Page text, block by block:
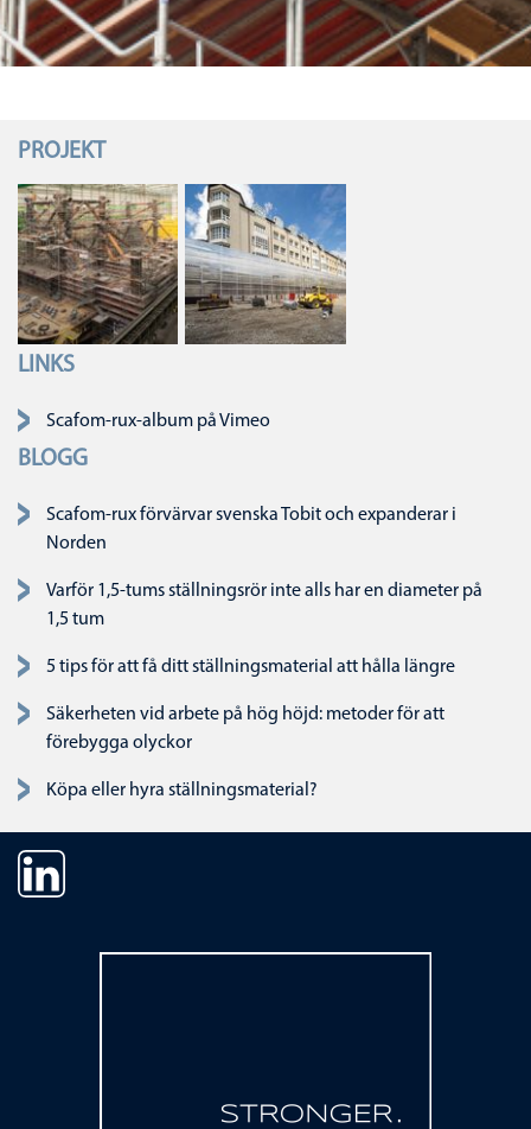
PROJEKT
LINKS
Ta bort navigering
Scafom-rux-album på Vimeo
BLOGG
Scafom-rux förvärvar svenska Tobit och expanderar i
Norden
Varför 1,5-tums ställningsrör inte alls har en diameter på
1,5 tum
5 tips för att få ditt ställningsmaterial att hålla längre
Säkerheten vid arbete på hög höjd: metoder för att
förebygga olyckor
Köpa eller hyra ställningsmaterial?
Ta bort navigering